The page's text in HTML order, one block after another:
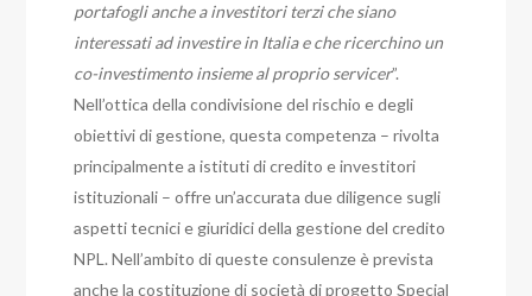
portafogli anche a investitori terzi che siano
interessati ad investire in Italia e che ricerchino un
co-investimento insieme al proprio servicer”.
Nell’ottica della condivisione del rischio e degli
obiettivi di gestione, questa competenza – rivolta
principalmente a istituti di credito e investitori
istituzionali – offre un’accurata due diligence sugli
aspetti tecnici e giuridici della gestione del credito
NPL. Nell’ambito di queste consulenze è prevista
anche la costituzione di società di progetto Special